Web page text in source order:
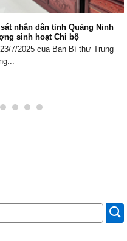
nhân dân tỉnh Quảng Ninh
sinh hoạt Chi bộ
7/2025 cua Ban Bí thư Trung